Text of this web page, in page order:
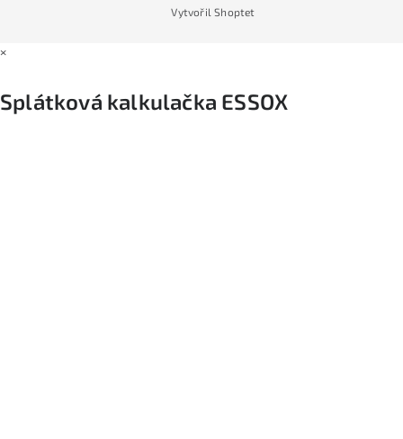
Vytvořil Shoptet
×
Splátková kalkulačka ESSOX